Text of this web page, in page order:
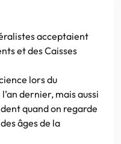
acceptaient
et des Caisses
lors du
dernier, mais aussi
quand on regarde
âges de la